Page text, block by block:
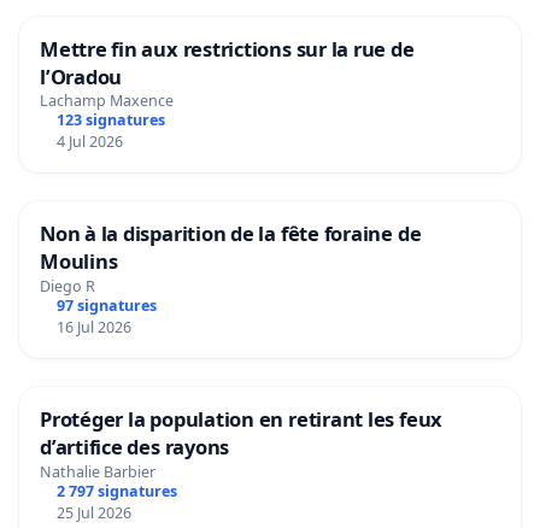
Mettre fin aux restrictions sur la rue de
l’Oradou
Lachamp Maxence
123 signatures
4 Jul 2026
Non à la disparition de la fête foraine de
Moulins
Diego R
97 signatures
16 Jul 2026
Protéger la population en retirant les feux
d’artifice des rayons
Nathalie Barbier
2 797 signatures
25 Jul 2026